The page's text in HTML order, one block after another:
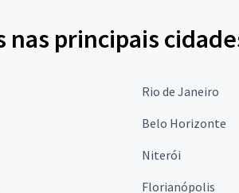
principais
Rio de Janeiro
Belo Horizonte
Niterói
Florianópolis